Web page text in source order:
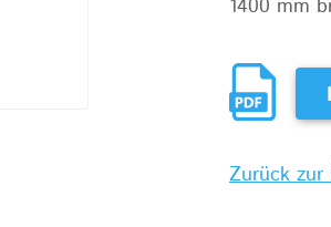
1400 mm
Zurück zur